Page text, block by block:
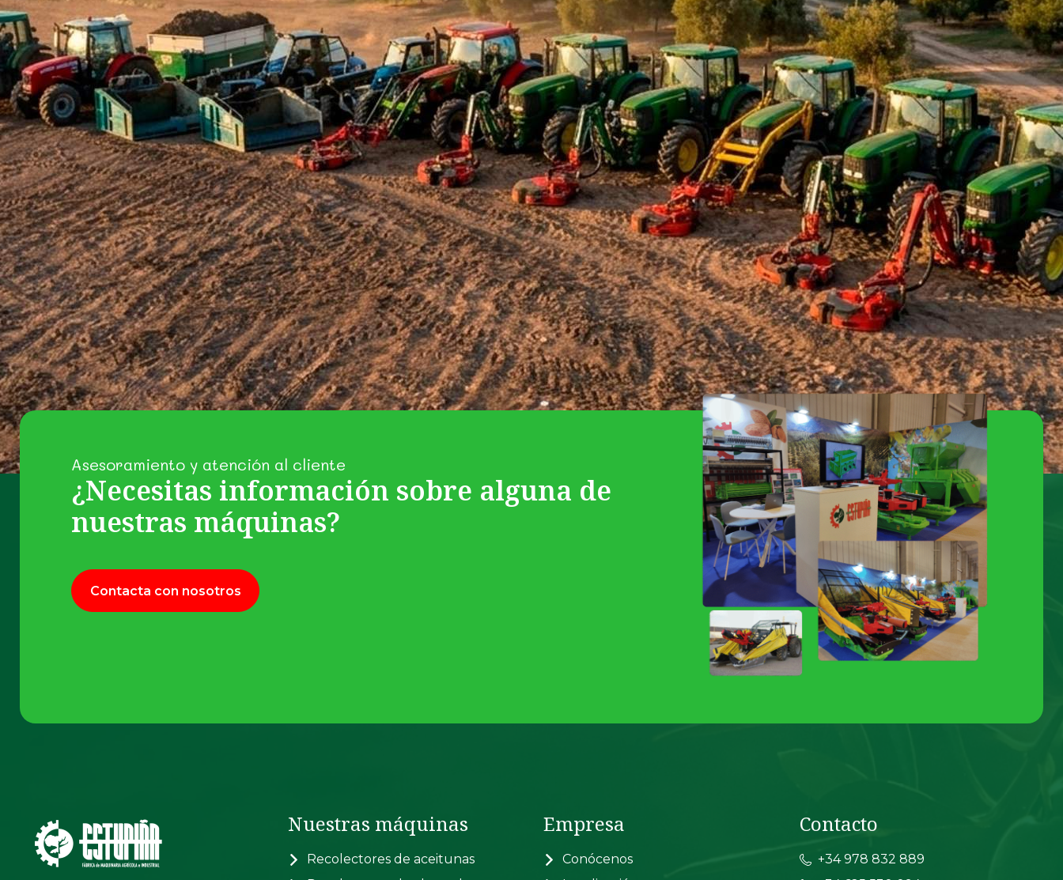
Asesoramiento y atención al cliente
¿Necesitas información sobre alguna de
nuestras máquinas?
Contacta con nosotros
Nuestras máquinas
Recolectores de aceitunas
Empresa
Conócenos
Contacto
+34 978 832 889